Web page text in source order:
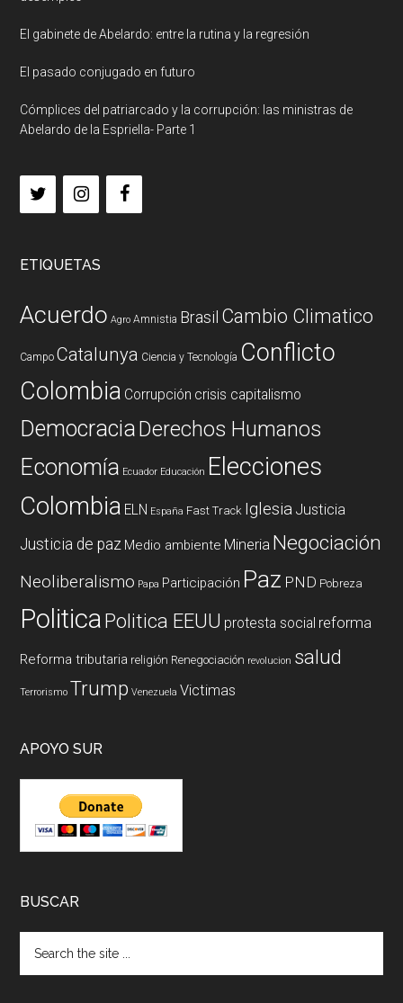
El gabinete de Abelardo: entre la rutina y la regresión
El pasado conjugado en futuro
Cómplices del patriarcado y la corrupción: las ministras de
Abelardo de la Espriella- Parte 1
ETIQUETAS
Acuerdo Agro Amnistia Brasil Cambio Climatico
Campo Catalunya Ciencia y Tecnología Conflicto
Colombia Corrupción crisis capitalismo
DemocraciaDerechos Humanos
Economía Ecuador Educación Elecciones
Colombia ELN España Fast Track Iglesia Justicia
Justicia de paz Medio ambiente Mineria Negociación
Neoliberalismo Papa Participación Paz PND Pobreza
PoliticaPolitica EEUU protesta social reforma
Reforma tributaria religión Renegociación revolucion salud
Terrorismo Trump Venezuela Victimas
APOYO SUR
BUSCAR